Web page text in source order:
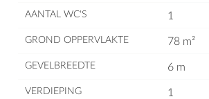
AANTAL WC'S 1
GROND OPPERVLAKTE 78 m²
GEVELBREEDTE 6 m
VERDIEPING 1